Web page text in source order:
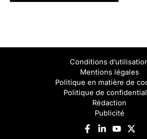
Conditions
Mentions légales
Politique en matière de
Politique de
Rédaction
Publicité